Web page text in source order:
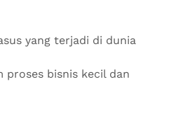
yang terjadi di dunia
proses bisnis kecil dan